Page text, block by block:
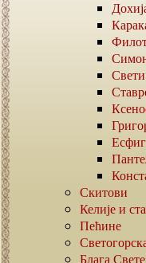
Скитови
Келије и
Пећине
Блага